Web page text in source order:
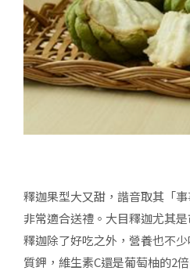
釋迦果型大又甜，諧音取其「
非常適合送禮。大目釋迦尤其
釋迦除了好吃之外，營養也不
質鉀，維生素C還是葡萄柚的2倍